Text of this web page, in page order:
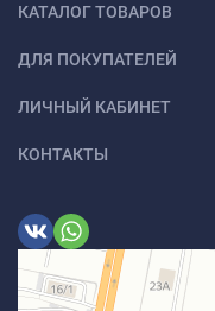
КАТАЛОГ ТОВАРОВ
ДЛЯ ПОКУПАТЕЛЕЙ
ЛИЧНЫЙ КАБИНЕТ
КОНТАКТЫ